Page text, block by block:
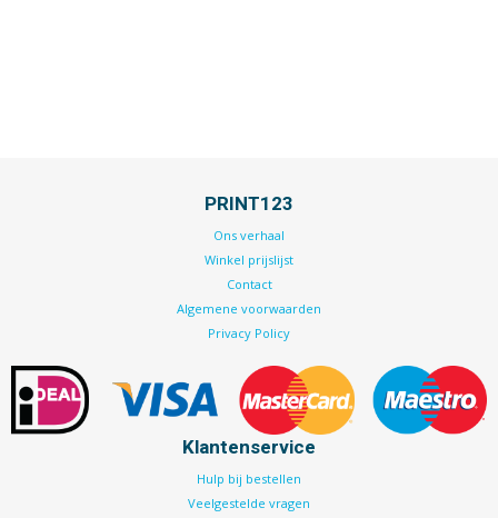
PRINT123
Ons verhaal
Winkel prijslijst
Contact
Algemene voorwaarden
Privacy Policy
Klantenservice
Hulp bij bestellen
Veelgestelde vragen